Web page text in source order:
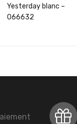
Yesterday blanc –
066632